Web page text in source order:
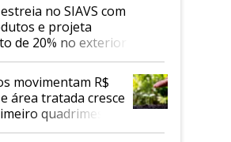
no SIAVS com
e projeta
de 20% no exterior
movimentam R$
área tratada cresce
quadrimestre